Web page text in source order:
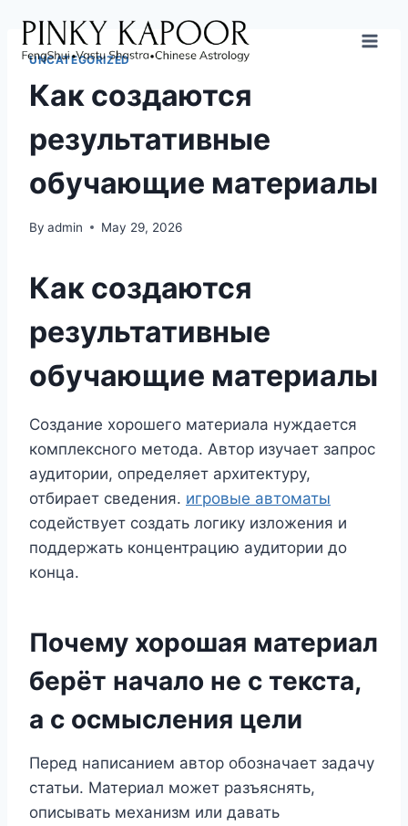
UNCATEGORIZED
Как создаются
результативные
обучающие материалы
By admin May 29, 2026
Как создаются
результативные
обучающие материалы
Создание хорошего материала нуждается
комплексного метода. Автор изучает запрос
аудитории, определяет архитектуру,
отбирает сведения. игровые автоматы
содействует создать логику изложения и
поддержать концентрацию аудитории до
конца.
Почему хорошая материал
берёт начало не с текста,
а с осмысления цели
Перед написанием автор обозначает задачу
статьи. Материал может разъяснять,
описывать механизм или давать